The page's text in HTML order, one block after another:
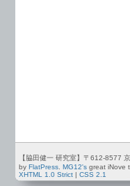
【脇田健一 研究室】〒612-8577
by FlatPress. MG12's great iNove
XHTML 1.0 Strict
CSS 2.1